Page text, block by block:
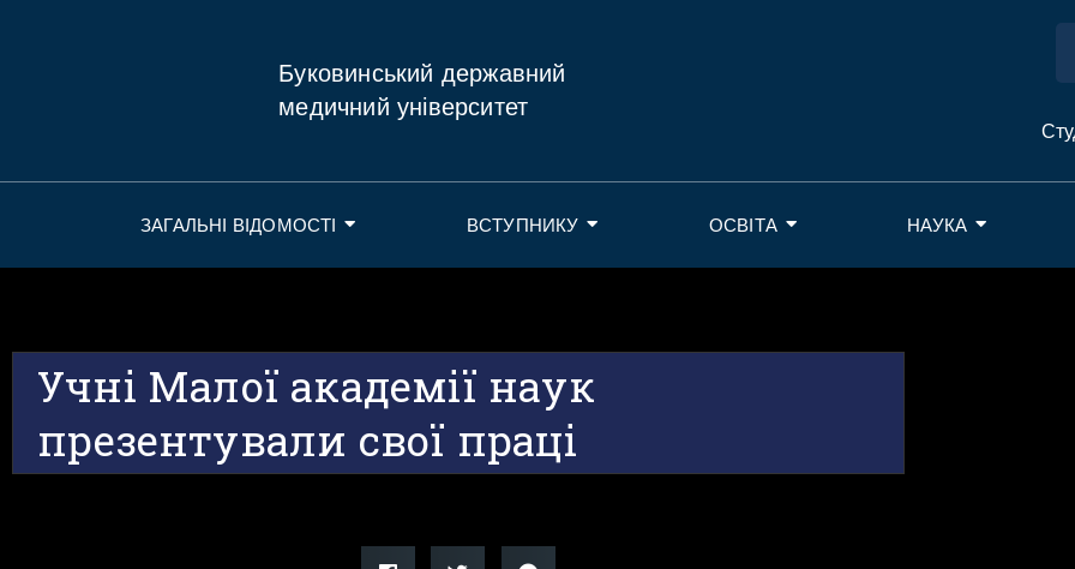
Буковинський державний
медичний університет
ЗАГАЛЬНІ ВІДОМОСТІ ВСТУПНИКУ ОСВІТА НАУКА
Учні Малої академії наук
презентували свої праці